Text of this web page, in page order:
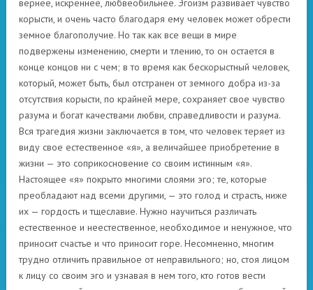
вернее, искреннее, любвеобильнее. Эгоизм развивает чувство
корысти, и очень часто благодаря ему человек может обрести
земное благополучие. Но так как все вещи в мире
подвержены изменению, смерти и тлению, то он остается в
конце концов ни с чем; в то время как бескорыстный человек,
который, может быть, был отстранен от земного добра из-за
отсутствия корысти, по крайней мере, сохраняет свое чувство
разума и богат качествами любви, справедливости и разума.
Вся трагедия жизни заключается в том, что человек теряет из
виду свое естественное «я», а величайшее приобретение в
жизни — это соприкосновение со своим истинным «я».
Настоящее «я» покрыто многими слоями эго; те, которые
преобладают над всеми другими, — это голод и страсть, ниже
их — гордость и тщеславие. Нужно научиться различать
естественное и неестественное, необходимое и ненужное, что
приносит счастье и что приносит горе. Несомненно, многим
трудно отличить правильное от неправильного; но, стоя лицом
к лицу со своим эго и узнавая в нем того, кто готов вести